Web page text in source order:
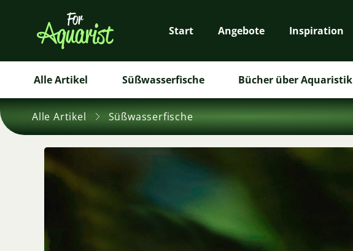
Start Angebote Inspiration
Alle Artikel Süßwasserfische Bücher über Aquaristik
Alle Artikel Süßwasserfische